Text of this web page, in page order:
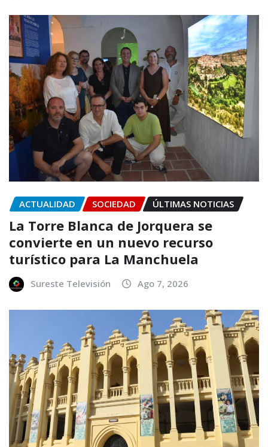
ACTUALIDAD SOCIEDAD ÚLTIMAS NOTICIAS
La Torre Blanca de Jorquera se
convierte en un nuevo recurso
turístico para La Manchuela
Sureste Televisión Ago 7, 2026